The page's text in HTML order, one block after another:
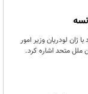
ژان لودریان وزیر امور
متحد اشاره کرد.